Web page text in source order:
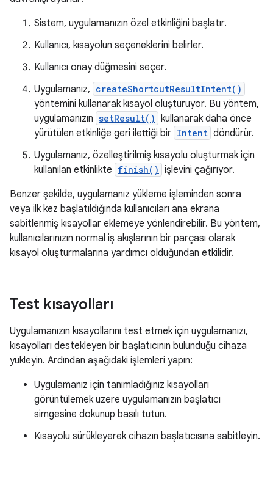
Sistem, uygulamanızın özel etkinliğini başlatır.
Kullanıcı, kısayolun seçeneklerini belirler.
Kullanıcı onay düğmesini seçer.
Uygulamanız, createShortcutResultIntent()
yöntemini kullanarak kısayol oluşturuyor. Bu yöntem,
uygulamanızın setResult()
kullanarak daha önce
yürütülen etkinliğe geri ilettiği bir Intent döndürür.
Uygulamanız, özelleştirilmiş kısayolu oluşturmak için
kullanılan etkinlikte finish() işlevini çağırıyor.
Benzer şekilde, uygulamanız yükleme işleminden sonra
veya ilk kez başlatıldığında kullanıcıları ana ekrana
sabitlenmiş kısayollar eklemeye yönlendirebilir. Bu yöntem,
kullanıcılarınızın normal iş akışlarının bir parçası olarak
kısayol oluşturmalarına yardımcı olduğundan etkilidir.
Test kısayolları
Uygulamanızın kısayollarını test etmek için uygulamanızı,
kısayolları destekleyen bir başlatıcının bulunduğu cihaza
yükleyin. Ardından aşağıdaki işlemleri yapın:
Uygulamanız için tanımladığınız kısayolları
görüntülemek üzere uygulamanızın başlatıcı
simgesine dokunup basılı tutun.
Kısayolu sürükleyerek cihazın başlatıcısına sabitleyin.